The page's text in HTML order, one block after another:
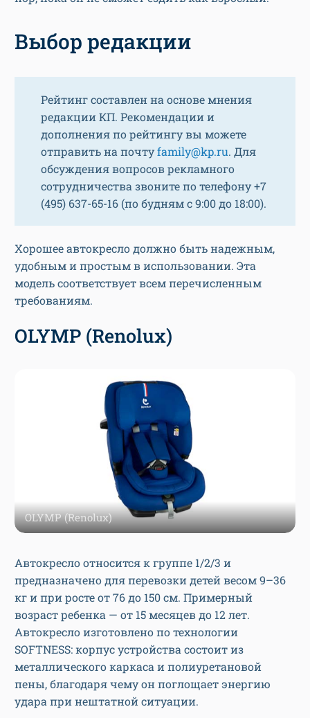
Выбор редакции
Рейтинг составлен на основе мнения
редакции КП. Рекомендации и
дополнения по рейтингу вы можете
отправить на почтуfamily@kp.ru. Для
обсуждения вопросов рекламного
сотрудничества звоните по телефону +7
(495) 637-65-16 (по будням с 9:00 до 18:00).
Хорошее автокресло должно быть надежным,
удобным и простым в использовании. Эта
модель соответствует всем перечисленным
требованиям.
OLYMP (Renolux)
OLYMP (Renolux)
Автокресло относится к группе 1/2/3 и
предназначено для перевозки детей весом 9–36
кг и при росте от 76 до 150 см. Примерный
возраст ребенка — от 15 месяцев до 12 лет.
Автокресло изготовлено по технологии
SOFTNESS: корпус устройства состоит из
металлического каркаса и полиуретановой
пены, благодаря чему он поглощает энергию
удара при нештатной ситуации.